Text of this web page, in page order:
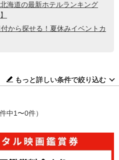
海道の最新ホテルランキング
付から探せる！夏休みイベントカ
もっと詳しい条件で絞り込む
中1〜0件）